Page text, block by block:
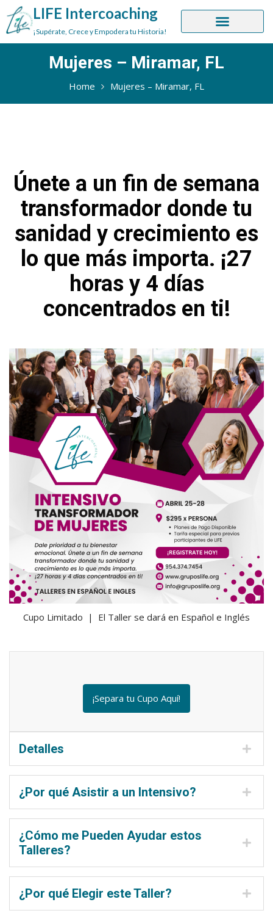
LIFE Intercoaching
¡Supérate, Crece y Empodera tu Historia!
Mujeres – Miramar, FL
Home Mujeres – Miramar, FL
Únete a un fin de semana
transformador donde tu
sanidad y crecimiento es
lo que más importa. ¡27
horas y 4 días
concentrados en ti!
Cupo Limitado | El Taller se dará en Español e Inglés
¡Separa tu Cupo Aquí!
Detalles
¿Por qué Asistir a un Intensivo?
¿Cómo me Pueden Ayudar estos
Talleres?
¿Por qué Elegir este Taller?